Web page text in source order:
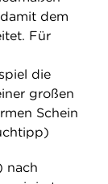
dem
Für
die
großen
Schein
nach